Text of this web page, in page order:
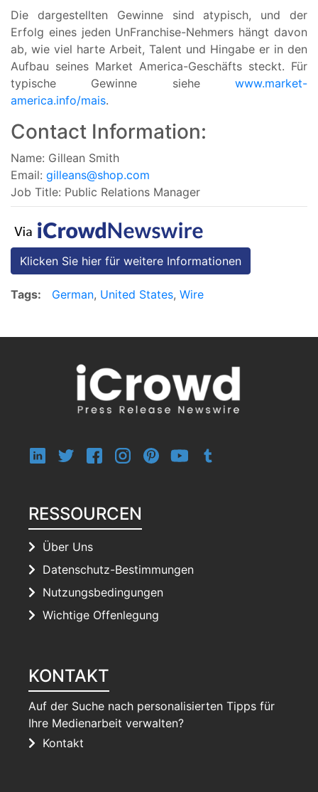
Die dargestellten Gewinne sind atypisch, und der
Erfolg eines jeden UnFranchise-Nehmers hängt davon
ab, wie viel harte Arbeit, Talent und Hingabe er in den
Aufbau seines Market America-Geschäfts steckt. Für
typische Gewinne siehe www.market-
america.info/mais.
Contact Information:
Name: Gillean Smith
Email: gilleans@shop.com
Job Title: Public Relations Manager
Klicken Sie hier für weitere Informationen
Tags: German, United States, Wire
RESSOURCEN
Über Uns
Datenschutz-Bestimmungen
Nutzungsbedingungen
Wichtige Offenlegung
KONTAKT
Auf der Suche nach personalisierten Tipps für
Ihre Medienarbeit verwalten?
Kontakt